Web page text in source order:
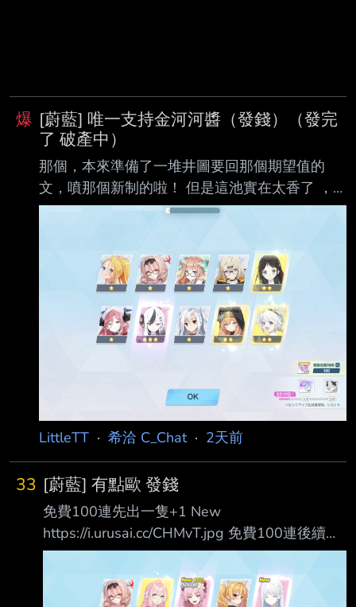
爆 [蔚藍] 唯一支持金河河醬（發錢）（發完
了 破產中）
那個，本來準備了一堆井圖要回那個期望值的
文，噴那個新制的啦！ 但是這池實在太香了 ，
又蘿又香還又歐，怎麼辦，噴不下去了！ 唯一支
一下怎麼發錢，一人50p發到沒，有教學嗎？
https://i.imgur.com/mKZat49.png
https://i.imgur.com/rN4yQuA.png
https://i.imgur.com/5ZrTOyI.png
https://i.imgur.com/Eh4SJVW.png https://i.imgur
LittleTT · 希洽 C_Chat· 2天前
33 [蔚藍] 有點歐 發錢
免費100連先出一隻+1 New
https://i.urusai.cc/CHMvT.jpg 免費100連後續雖
然沒出 但想說拿返還券順便湊點累積點數給明
天的Fes池 結果另一隻也出了
https://i.urusai.cc/syAH8.jpg 結果兩隻都沒用到